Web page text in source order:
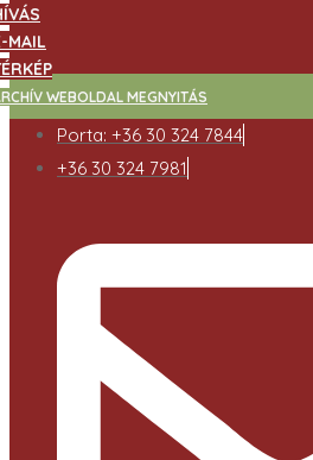
MAIL
WEBOLDAL MEGNYITÁS
Porta: +36 30 324 7844
+36 30 324 7981